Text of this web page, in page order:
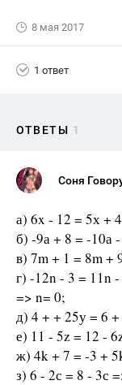
8 мая 2017
1 ответ
ОТВЕТЫ 1
Соня
а) 6x - 12 = 5х +
б) -9а + 8 = -10а
в) 7m + 1 = 8m +
г) -12n - 3 = 11n
=> n= 0;
д) 4 + + 25у = 6
е) 11 - 5z = 12 -
ж) 4k + 7 = -3 +
з) 6 - 2с = 8 - 3с